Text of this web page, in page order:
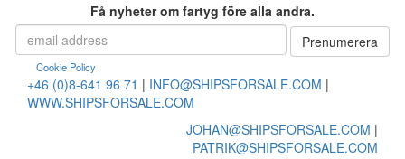
Få nyheter om fartyg före alla andra.
Cookie Policy
+46 (0)8-641 96 71 | INFO@SHIPSFORSALE.COM |
WWW.SHIPSFORSALE.COM
JOHAN@SHIPSFORSALE.COM |
PATRIK@SHIPSFORSALE.COM